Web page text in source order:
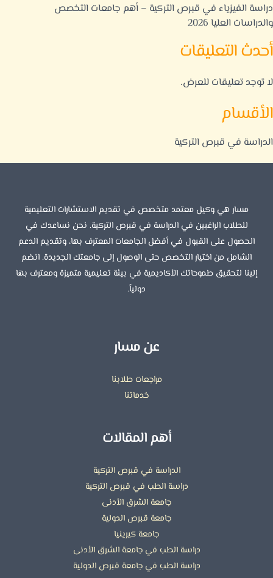
دراسة الفيزياء في قبرص التركية – أهم جامعات التخصص
والدراسات العليا 2026
أحدث التعليقات
لا توجد تعليقات للعرض.
الأقسام
الدراسة في قبرص التركية
مسار هي وكيل معتمد متخصص في تقديم الاستشارات التعليمية
للطلاب الراغبين في الدراسة في قبرص التركية. نحن نساعدك في
الحصول على القبول في أفضل الجامعات المعترف بها، وتقديم الدعم
الشامل من اختيار التخصص حتى الوصول إلى جامعتك الجديدة. انضم
إلينا لتحقيق طموحاتك الأكاديمية في بيئة تعليمية متميزة ومعترف بها
دولياً.
عن مسار
مراجعات طلابنا
خدماتنا
أهم المقالات
الدراسة في قبرص التركية
دراسة الطب في قبرص التركية
جامعة الشرق الأدنى
جامعة قبرص الدولية
جامعة كيرينيا
دراسة الطب في جامعة الشرق الأدنى
دراسة الطب في جامعة قبرص الدولية